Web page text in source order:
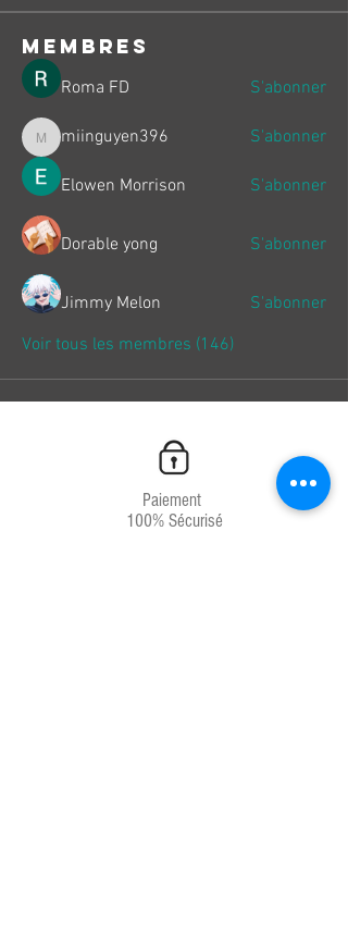
membres
Roma FD S'abonner
miinguyen396
miinguyen396 S'abonner
Elowen Morrison S'abonner
Dorable yong S'abonner
Jimmy Melon
S'abonner
Voir tous les membres (146)
Paiement
100% Sécurisé